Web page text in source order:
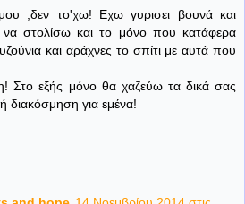
,δεν το'χω! Εχω γυρισει βουνά και
στολίσω και το μόνο που κατάφερα
και αράχνες το σπίτι με αυτά που
Στο εξής μόνο θα χαζεύω τα δικά σας
διακόσμηση για εμένα!